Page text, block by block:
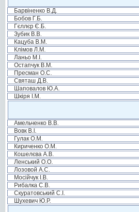
Барвіненко В.Д.
Бобов Г.Б.
Гєллєр Є.Б.
Зубик В.В.
Кацуба В.М.
Клімов Л.М.
Ланьо М.І.
Остапчук В.М.
Пресман О.С.
Святаш Д.В.
Шаповалов Ю.А.
Шкіря І.М.
Амельченко В.В.
Вовк В.І.
Гулак О.М.
Кириченко О.М.
Кошелєва А.В.
Ленський О.О.
Лозовой А.С.
Мосійчук І.В.
Рибалка С.В.
Скуратовський С.І.
Шухевич Ю.Р.